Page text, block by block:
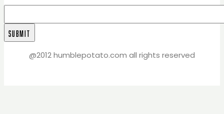
@2012 humblepotato.com all rights reserved